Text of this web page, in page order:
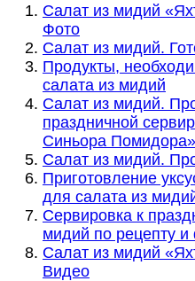
Салат из мидий
Фото
Cалат из мидий.
Продукты,
салата из мидий
Салат из мидий.
праздничной
Синьора Помидора»
Салат из мидий.
Приготовление
для салата из
Сервировка к
мидий по рецепту и
Салат из мидий
Видео